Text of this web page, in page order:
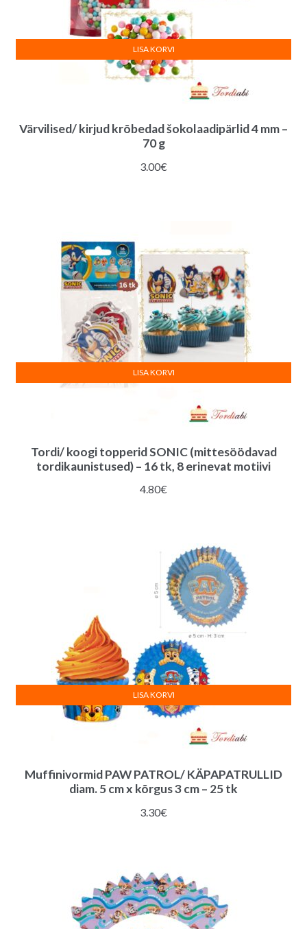
Värvilised/ kirjud krõbedad šokolaadipärlid 4 mm –
70 g
3.00€
LISA KORVI
Tordi/ koogi topperid SONIC (mittesöödavad
tordikaunistused) – 16 tk, 8 erinevat motiivi
4.80€
LISA KORVI
Muffinivormid PAW PATROL/ KÄPAPATRULLID
diam. 5 cm x kõrgus 3 cm – 25 tk
3.30€
LISA KORVI